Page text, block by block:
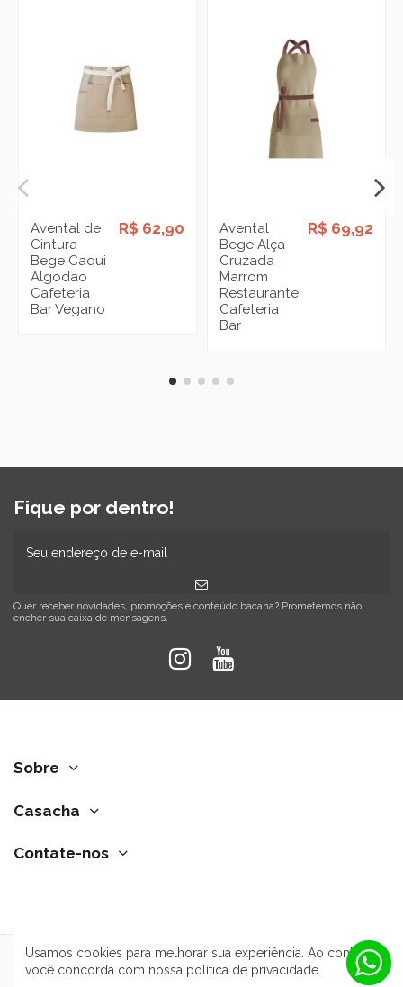
Avental de
Cintura
Bege Caqui
Algodao
Cafeteria
Bar Vegano
R$ 62,90
Avental
Bege Alça
Cruzada
Marrom
Restaurante
Cafeteria
Bar
R$ 69,92
Fique por dentro!
Quer receber novidades, promoções e conteúdo bacana? Prometemos não
encher sua caixa de mensagens.
Sobre
Casacha
Contate-nos
Usamos cookies para melhorar sua experiência. Ao continuar,
você concorda com nossa política de privacidade.